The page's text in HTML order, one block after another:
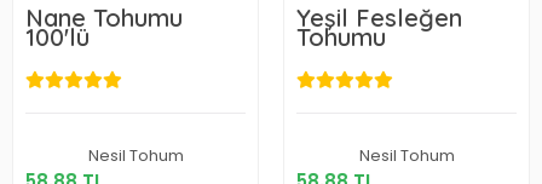
Nane Tohumu
100'lü
Nesil Tohum
58,88 TL
Yeşil Fesleğen
Tohumu
Nesil Tohum
58,88 TL